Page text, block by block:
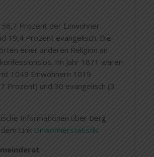
Prozent der Einwohner
19,4 Prozent evangelisch. Die
einer anderen Religion an
Im Jahr 1871 waren
1049 Einwohnern 1019
Prozent) und 30 evangelisch (3
Informationen über Berg
Link Einwohnerstatistik.